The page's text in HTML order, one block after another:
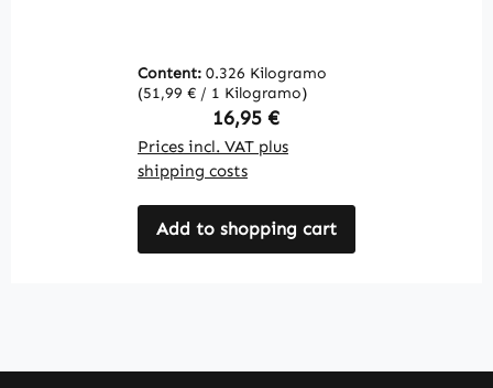
cantidad diaria
recomendada | Warnke
Vitalstoffe
Content: 0.326 Kilogramo
(51,99 € / 1 Kilogramo)
Regular price:
16,95 €
Prices incl. VAT plus
shipping costs
Add to shopping cart